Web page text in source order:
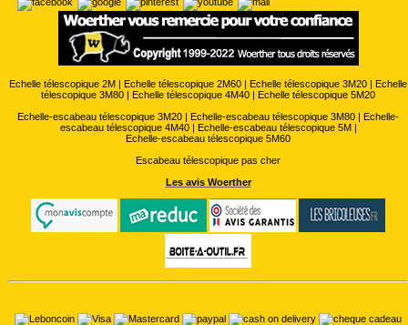
Echelle télescopique 2M | Echelle télescopique 2M60 | Echelle télescopique 3M20 | Echelle
télescopique 3M80 | Echelle télescopique 4M40 | Echelle télescopique 5M20
Echelle-escabeau télescopique 3M20 | Echelle-escabeau télescopique 3M80 | Echelle-
escabeau télescopique 4M40| Echelle-escabeau télescopique 5M|
Echelle-escabeau télescopique 5M60
Escabeau télescopique pas cher
Les avis Woerther